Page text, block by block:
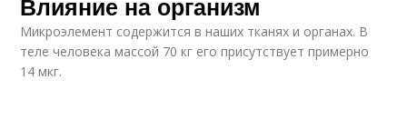
Микроэлемент содержится в наших тканях и органах. В
теле человека массой 70 кг его присутствует примерно
14 мкг.